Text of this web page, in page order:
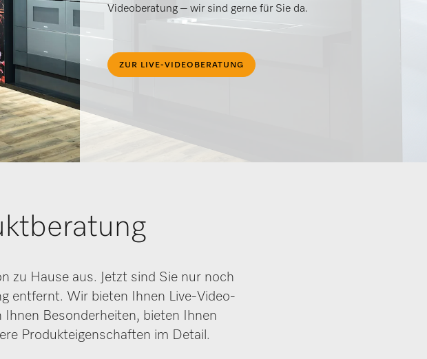
Videoberatung – wir sind gerne für Sie da.
ZUR LIVE-VIDEOBERATUNG
zu Hause aus. Jetzt sind Sie nur noch
entfernt. Wir bieten Ihnen Live-Video-
Besonderheiten, bieten Ihnen
Produkteigenschaften im Detail.